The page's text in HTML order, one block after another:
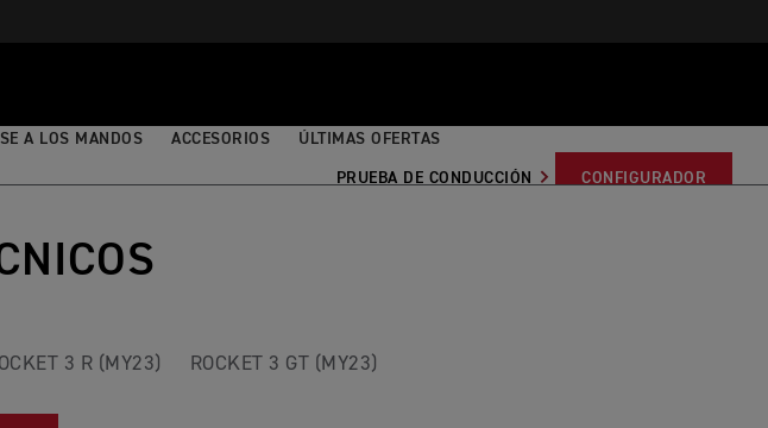
A LOS MANDOS ACCESORIOS ÚLTIMAS OFERTAS
PRUEBA DE CONDUCCIÓN
CONFIGURADOR
3 R (MY23) ROCKET 3 GT (MY23)